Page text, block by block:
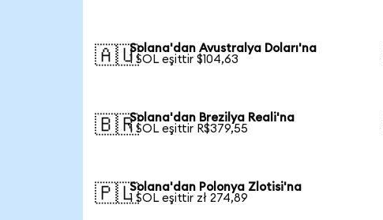
🇦🇺Solana'dan Avustralya Doları'na
1 SOL eşittir $104,63
🇧🇷Solana'dan Brezilya Reali'na
1 SOL eşittir R$379,55
🇵🇱Solana'dan Polonya Zlotisi'na
1 SOL eşittir zł 274,89